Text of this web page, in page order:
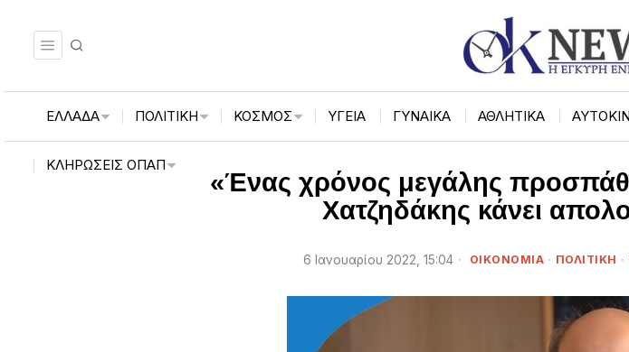
ΕΛΛΑΔΑ ΠΟΛΙΤΙΚΗ ΚΟΣΜΟΣ ΥΓΕΙΑ ΓΥΝΑΙΚΑ ΑΘΛΗΤΙΚΑ
ΚΛΗΡΏΣΕΙΣ ΟΠΑΠ
«Ένας χρόνος μεγάλης
Χατζηδάκης κάνει
6 Ιανουαρίου 2022, 15:04 ΟΙΚΟΝΟΜΙΑ · ΠΟΛΙΤΙΚΗ ·